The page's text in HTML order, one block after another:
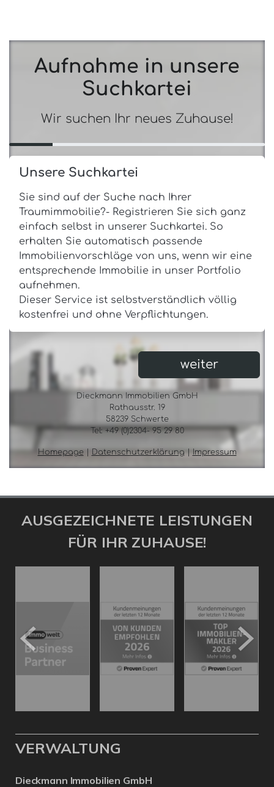
AUSGEZEICHNETE LEISTUNGEN
FÜR IHR ZUHAUSE!
VERWALTUNG
Dieckmann Immobilien GmbH